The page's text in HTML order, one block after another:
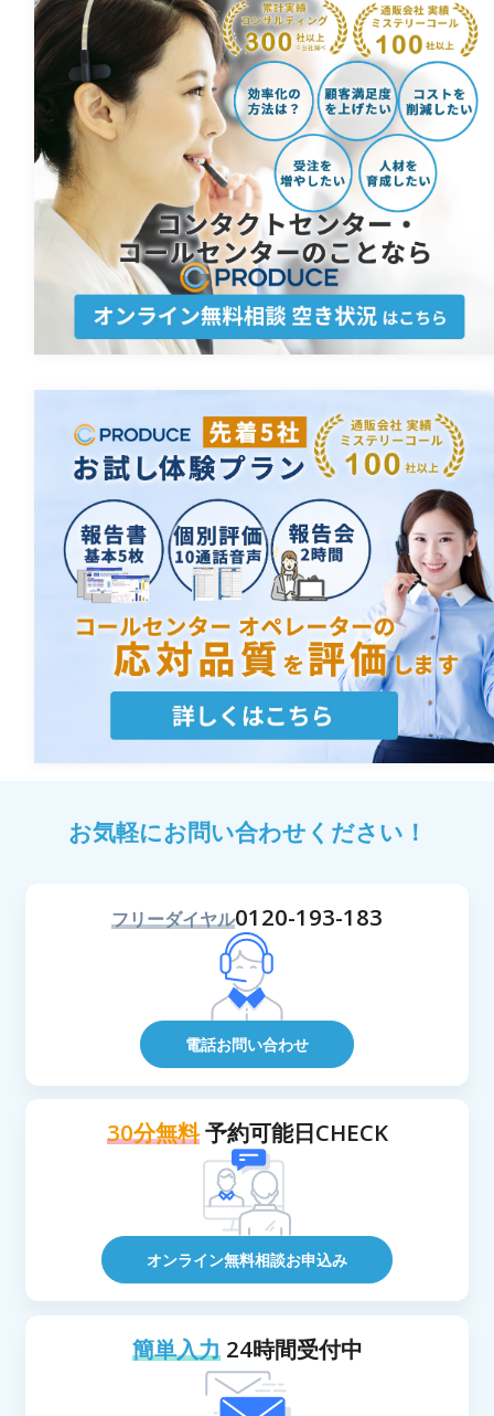
お気軽にお問い合わせください！
フリーダイヤル0120-193-183
電話お問い合わせ
30分無料予約可能日CHECK
オンライン無料相談お申込み
簡単入力24時間受付中